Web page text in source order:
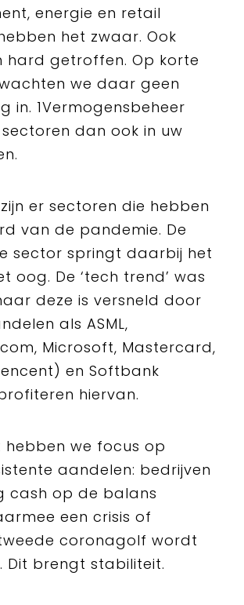
energie en retail
het zwaar. Ook
hard getroffen. Op korte
we daar geen
in. 1Vermogensbeheer
dan ook in uw
er sectoren die hebben
van de pandemie. De
sector springt daarbij het
oog. De ‘tech trend’ was
deze is versneld door
als ASML,
Microsoft, Mastercard,
en Softbank
hiervan.
we focus op
aandelen: bedrijven
cash op de balans
een crisis of
coronagolf wordt
Dit brengt stabiliteit.